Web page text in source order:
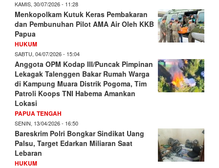
KAMIS, 30/07/2026 - 11:28
Menkopolkam Kutuk Keras Pembakaran
dan Pembunuhan Pilot AMA Air Oleh KKB
Papua
HUKUM
SABTU, 04/07/2026 - 15:04
Anggota OPM Kodap III/Puncak Pimpinan
Lekagak Talenggen Bakar Rumah Warga
di Kampung Muara Distrik Pogoma, Tim
Patroli Koops TNI Habema Amankan
Lokasi
PAPUA TENGAH
SENIN, 13/04/2026 - 16:50
Bareskrim Polri Bongkar Sindikat Uang
Palsu, Target Edarkan Miliaran Saat
Lebaran
HUKUM